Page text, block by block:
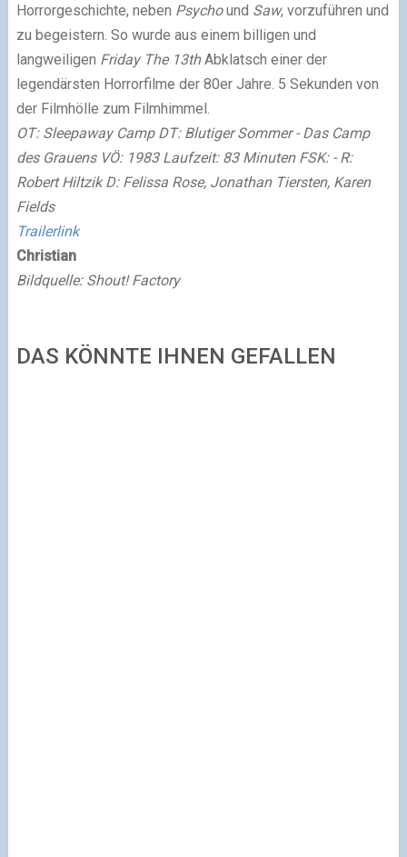
Horrorgeschichte, neben Psychound Saw, vorzuführen und
zu begeistern. So wurde aus einem billigen und
langweiligen Friday The 13thAbklatsch einer der
legendärsten Horrorfilme der 80er Jahre. 5 Sekunden von
der Filmhölle zum Filmhimmel.
OT: Sleepaway Camp DT: Blutiger Sommer - Das Camp
des Grauens VÖ: 1983 Laufzeit: 83 Minuten FSK: - R:
Robert Hiltzik D: Felissa Rose, Jonathan Tiersten, Karen
Fields
Trailerlink
Christian
Bildquelle: Shout! Factory
DAS KÖNNTE IHNEN GEFALLEN